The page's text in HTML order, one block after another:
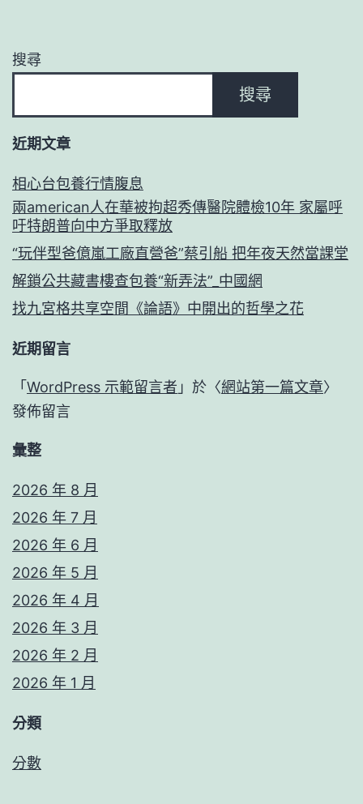
搜尋
搜尋
近期文章
相心台包養行情腹息
兩american人在華被拘超秀傳醫院體檢10年 家屬呼
吁特朗普向中方爭取釋放
“玩伴型爸億嵐工廠直營爸”蔡引船 把年夜天然當課堂
解鎖公共藏書樓查包養“新弄法”_中國網
找九宮格共享空間《論語》中開出的哲學之花
近期留言
「 WordPress 示範留言者 」於〈網站第一篇文章〉
發佈留言
彙整
2026 年 8 月
2026 年 7 月
2026 年 6 月
2026 年 5 月
2026 年 4 月
2026 年 3 月
2026 年 2 月
2026 年 1 月
分類
分數